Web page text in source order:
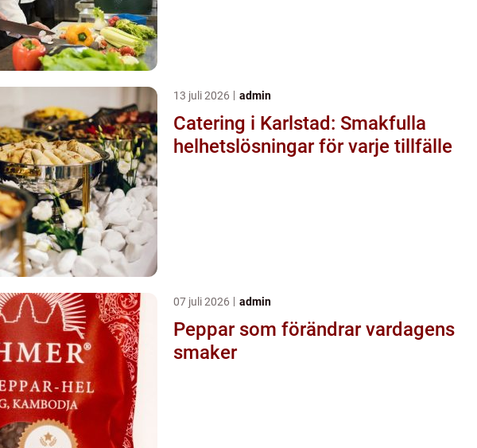
13 juli 2026 admin
Catering i Karlstad: Smakfulla
helhetslösningar för varje tillfälle
07 juli 2026 admin
Peppar som förändrar vardagens
smaker